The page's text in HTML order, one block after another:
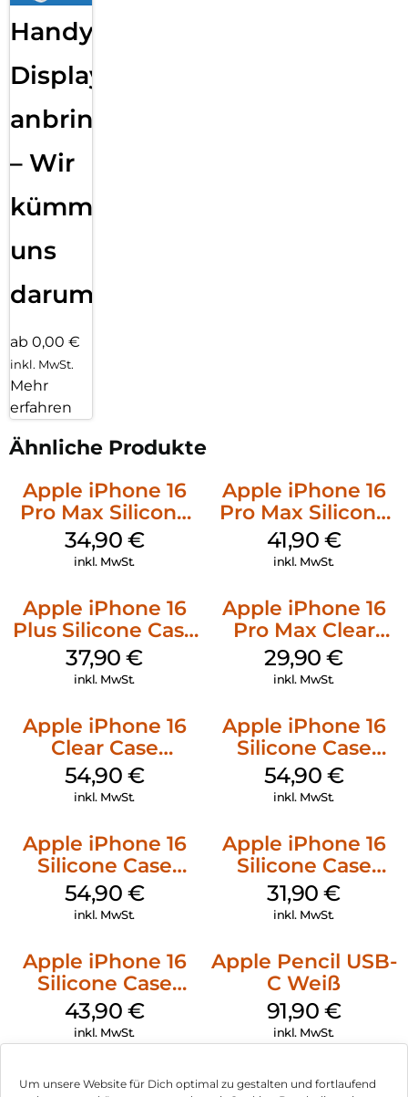
Um unsere Website für Dich optimal zu gestalten und fortlaufend
Handy
Displayfolie
anbringen
– Wir
kümmern
uns
darum!
ab 0,00 €
inkl. MwSt.
Mehr
erfahren
Ähnliche Produkte
Apple iPhone 16
Pro Max Silicone
Case MagSafe
Denim
34,90 €
inkl. MwSt.
Apple iPhone 16
Pro Max Silicone
Case MagSafe
Ultramarine
41,90 €
inkl. MwSt.
Apple iPhone 16
Plus Silicone Case
MagSafe Lake
Green
37,90€
inkl. MwSt.
Apple iPhone 16
Pro Max Clear
Case MagSafe
Transparent
29,90€
inkl. MwSt.
Apple iPhone 16
Clear Case
MagSafe
Transparent
54,90 €
inkl. MwSt.
Apple iPhone 16
Silicone Case
MagSafe Lake
Green
54,90 €
inkl. MwSt.
Apple iPhone 16
Silicone Case
MagSafe Black
54,90 €
inkl. MwSt.
Apple iPhone 16
Silicone Case
MagSafe Fuchsia
31,90€
inkl. MwSt.
Apple iPhone 16
Silicone Case
MagSafe Plum
43,90 €
inkl. MwSt.
Apple Pencil USB-
C Weiß
91,90 €
inkl. MwSt.